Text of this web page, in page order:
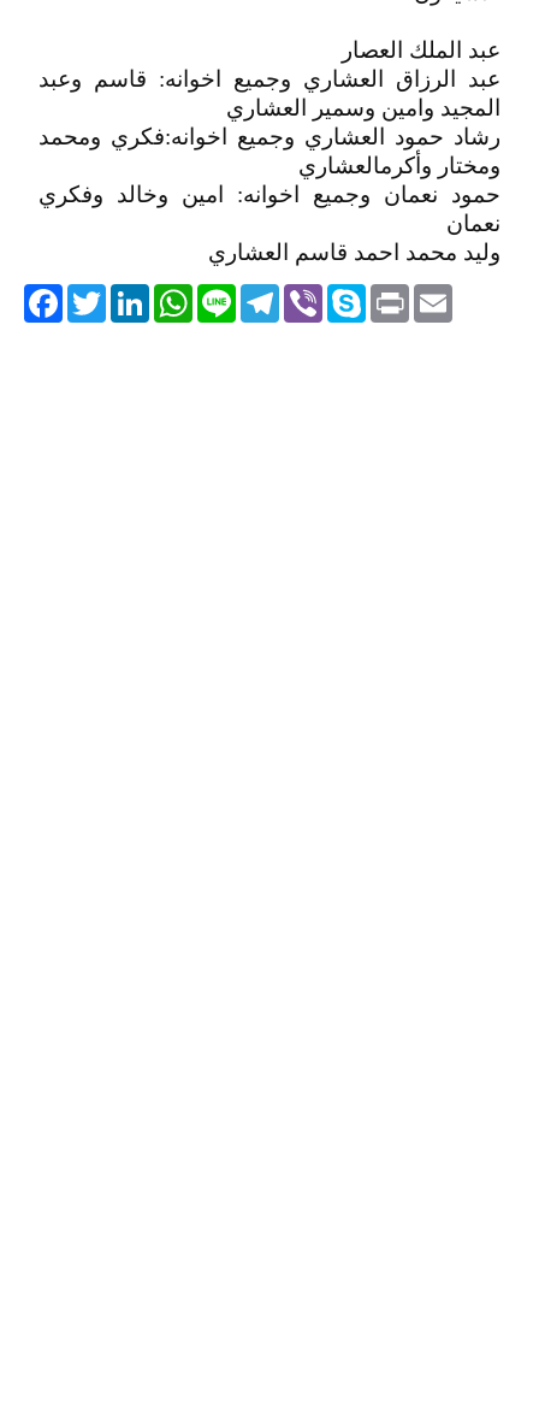
عبد الملك العصار
عبد الرزاق العشاري وجميع اخوانه: قاسم وعبد
المجيد وامين وسمير العشاري
رشاد حمود العشاري وجميع اخوانه:فكري ومحمد
ومختار وأكرمالعشاري
حمود نعمان وجميع اخوانه: امين وخالد وفكري
نعمان
وليد محمد احمد قاسم العشاري
TwitterLinkedIn
WhatsApp Line
Telegram ViberSkype PrintEmail